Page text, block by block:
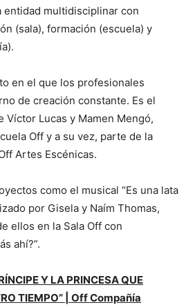
entidad multidisciplinar con
(sala), formación (escuela) y
en el que los profesionales
de creación constante. Es el
Víctor Lucas y Mamen Mengó,
Off y a su vez, parte de la
Artes Escénicas.
como el musical “Es una lata
por Gisela y Naím Thomas,
ellos en la Sala Off con
ahí?”.
Y LA PRINCESA QUE
TIEMPO” | Off Compañía